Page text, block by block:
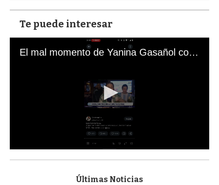
Te puede interesar
El mal momento de Yanina Gasañol con un hincha argentino en "Subrayado"
s
Últimas Noticias